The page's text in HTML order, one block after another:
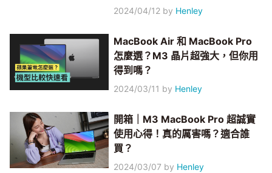
2024/04/12 by Henley
MacBook Air 和 MacBook Pro
怎麼選？M3 晶片超強大，但你用
得到嗎？
2024/03/11 by Henley
開箱｜M3 MacBook Pro 超誠實
使用心得！真的厲害嗎？適合誰
買？
2024/03/07 by Henley